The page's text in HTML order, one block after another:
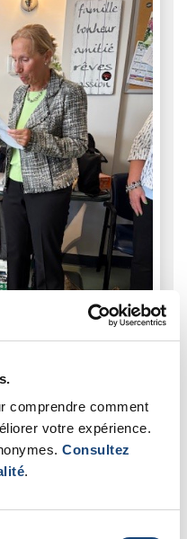
comprendre comment
votre expérience.
Consultez
.